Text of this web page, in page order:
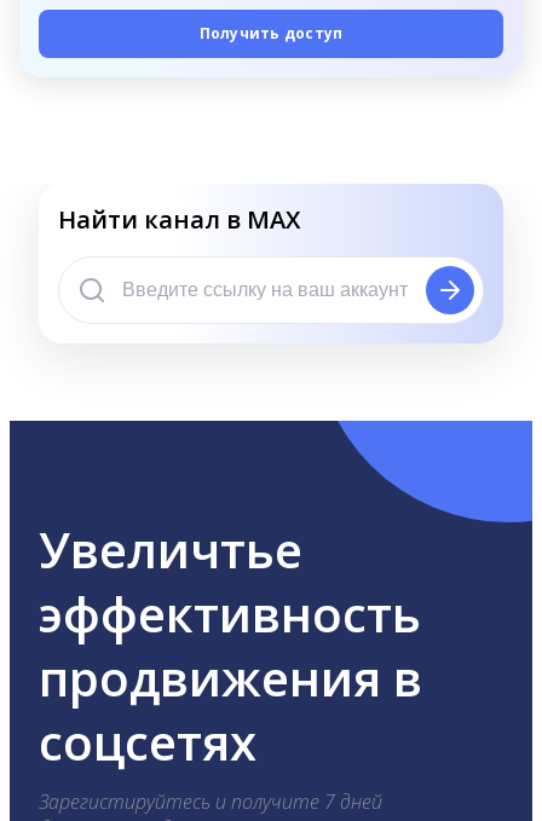
Получить доступ
Найти канал в MAX
Увеличтье
эффективность
продвижения в
соцсетях
Зарегистируйтесь и получите 7 дней